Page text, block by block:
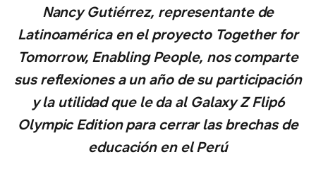
Nancy Gutiérrez, representante de
Latinoamérica en el proyecto Together for
Tomorrow, Enabling People, nos comparte
sus reflexiones a un año de su participación
y la utilidad que le da al Galaxy Z Flip6
Olympic Edition para cerrar las brechas de
educación en el Perú